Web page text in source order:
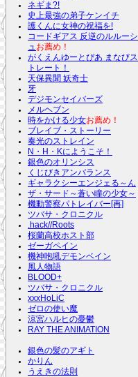
ネギま?!
史上最強の弟子ケンイチ
護くんに女神の祝福を!
コードギアス 反逆のルルーシ
ュお薦め！
がくえんゆーとぴあ まなびス
トレート！
天保異聞 妖奇士
牙
デジモンセイバーズ
メルヘブン
時をかける少女お薦め！
ブレイブ・ストーリー
奏光のストレイン
N・H・Kにようこそ！
銀色のオリンシス
くじびきアンバランス
ギャラクシーエンジェる～ん
ザ・サード～蒼い瞳の少女～
機動警察パトレイバー[再]
ツバサ・クロニクル
.hack//Roots
桜蘭高校ホスト部
ゼーガペイン
機神咆吼デモンベイン
風人物語
BLOOD+
ツバサ・クロニクル
xxxHoLiC
ゼロの使い魔
涼宮ハルヒの憂鬱
RAY THE ANIMATION
銀色の髪のアギト
かりん
うえきの法則